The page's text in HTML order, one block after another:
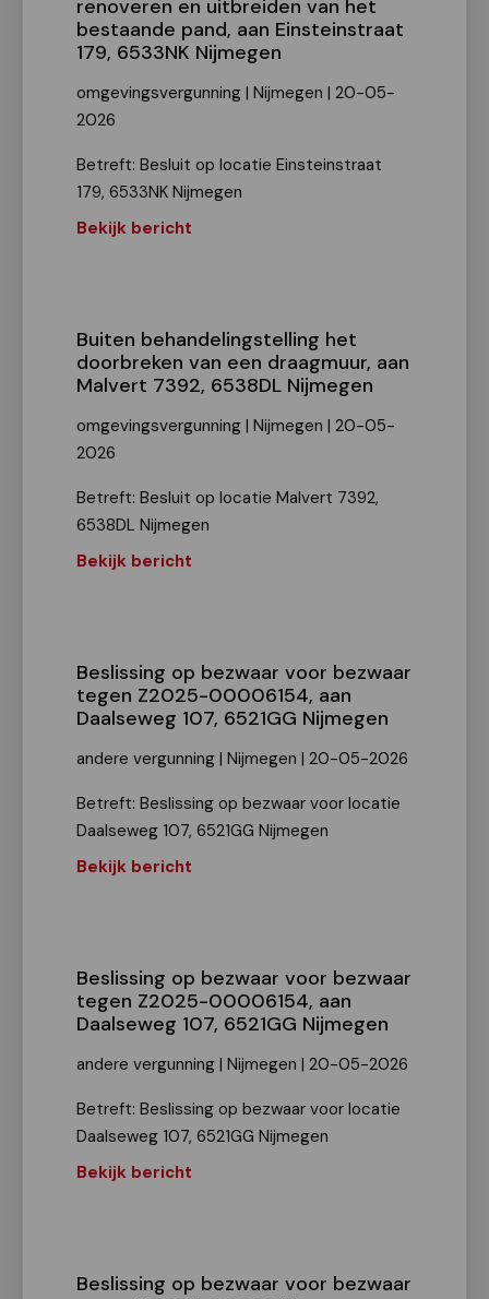
renoveren en uitbreiden van het
bestaande pand, aan Einsteinstraat
179, 6533NK Nijmegen
omgevingsvergunning | Nijmegen | 20-05-
2026
Betreft: Besluit op locatie Einsteinstraat
179, 6533NK Nijmegen
Bekijk bericht
Buiten behandelingstelling het
doorbreken van een draagmuur, aan
Malvert 7392, 6538DL Nijmegen
omgevingsvergunning | Nijmegen | 20-05-
2026
Betreft: Besluit op locatie Malvert 7392,
6538DL Nijmegen
Bekijk bericht
Beslissing op bezwaar voor bezwaar
tegen Z2025-00006154, aan
Daalseweg 107, 6521GG Nijmegen
andere vergunning | Nijmegen | 20-05-2026
Betreft: Beslissing op bezwaar voor locatie
Daalseweg 107, 6521GG Nijmegen
Bekijk bericht
Beslissing op bezwaar voor bezwaar
tegen Z2025-00006154, aan
Daalseweg 107, 6521GG Nijmegen
andere vergunning | Nijmegen | 20-05-2026
Betreft: Beslissing op bezwaar voor locatie
Daalseweg 107, 6521GG Nijmegen
Bekijk bericht
Beslissing op bezwaar voor bezwaar